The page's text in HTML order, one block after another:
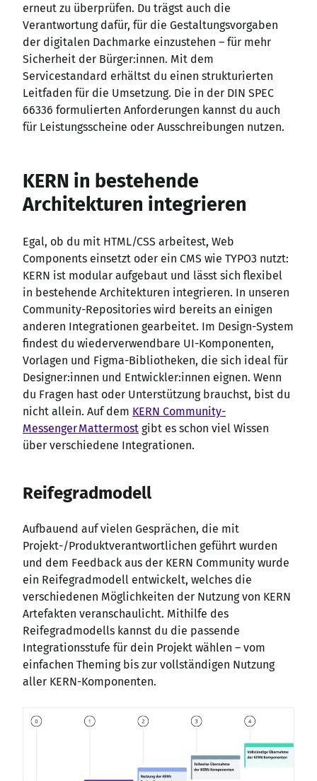
erneut zu überprüfen. Du trägst auch die
Verantwortung dafür, für die Gestaltungsvorgaben
der digitalen Dachmarke einzustehen – für mehr
Sicherheit der Bürger:innen. Mit dem
Servicestandard erhältst du einen strukturierten
Leitfaden für die Umsetzung. Die in der DIN SPEC
66336 formulierten Anforderungen kannst du auch
für Leistungsscheine oder Ausschreibungen nutzen.
KERN in bestehende
Architekturen integrieren
Egal, ob du mit HTML/CSS arbeitest, Web
Components einsetzt oder ein CMS wie TYPO3 nutzt:
KERN ist modular aufgebaut und lässt sich flexibel
in bestehende Architekturen integrieren. In unseren
Community-Repositories wird bereits an einigen
anderen Integrationen gearbeitet. Im Design-System
findest du wiederverwendbare UI-Komponenten,
Vorlagen und Figma-Bibliotheken, die sich ideal für
Designer:innen und Entwickler:innen eignen. Wenn
du Fragen hast oder Unterstützung brauchst, bist du
nicht allein. Auf dem KERN Community-
Messenger Mattermost gibt es schon viel Wissen
über verschiedene Integrationen.
Reifegradmodell
Aufbauend auf vielen Gesprächen, die mit
Projekt-/Produktverantwortlichen geführt wurden
und dem Feedback aus der KERN Community wurde
ein Reifegradmodell entwickelt, welches die
verschiedenen Möglichkeiten der Nutzung von KERN
Artefakten veranschaulicht. Mithilfe des
Reifegradmodells kannst du die passende
Integrationsstufe für dein Projekt wählen – vom
einfachen Theming bis zur vollständigen Nutzung
aller KERN-Komponenten.